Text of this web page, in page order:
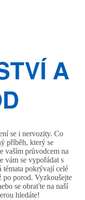
A
se i nervozity. Co
příběh, který se
vaším průvodcem na
vám se vypořádat s
témata pokrývají celé
po porod. Vyzkoušejte
se obraťte na naší
hledáte!